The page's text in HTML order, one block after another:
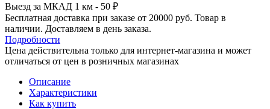
Выезд за МКАД 1 км - 50 ₽
Бесплатная доставка при заказе от 20000 руб. Товар в
наличии. Доставляем в день заказа.
Подробности
Цена действительна только для интернет-магазина и может
отличаться от цен в розничных магазинах
Описание
Характеристики
Как купить